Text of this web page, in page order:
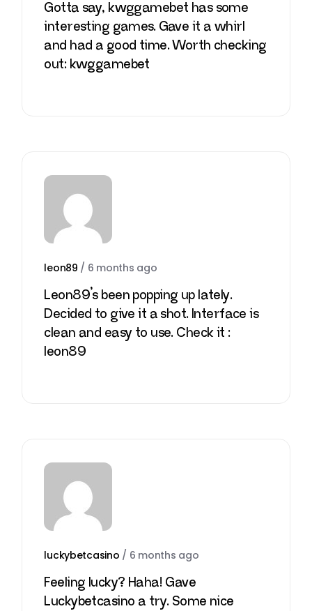
Gotta say, kwggamebet has some
interesting games. Gave it a whirl
and had a good time. Worth checking
out: kwggamebet
leon89 / 6 months ago
Leon89’s been popping up lately.
Decided to give it a shot. Interface is
clean and easy to use. Check it :
leon89
luckybetcasino / 6 months ago
Feeling lucky? Haha! Gave
Luckybetcasino a try. Some nice